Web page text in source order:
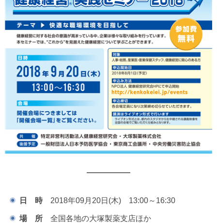
日 時 2018年09月20日(木) 13:00～16:30
場 所 全国各地の大塚製薬支店ほか